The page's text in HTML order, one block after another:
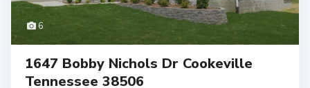
6
1647 Bobby Nichols Dr Cookeville
Tennessee 38506